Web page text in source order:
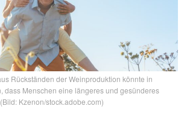
Rückständen der Weinproduktion könnte in
dass Menschen eine längeres und gesünderes
Kzenon/stock.adobe.com)